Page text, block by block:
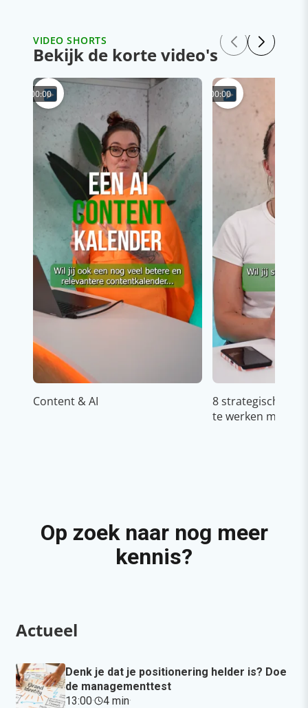
VIDEO SHORTS
Bekijk de korte video's
00:00
Content & AI
00:00
8 strategische
te werken met
Op zoek naar nog meer
kennis?
Actueel
Denk je dat je positionering helder is? Doe
de managementtest
13:00· 4 min·